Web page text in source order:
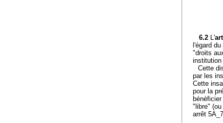
6.2 L'
l'égard
"droits
institution
Cette
par les
Cette
pour la
"libre" (ou
arrêt